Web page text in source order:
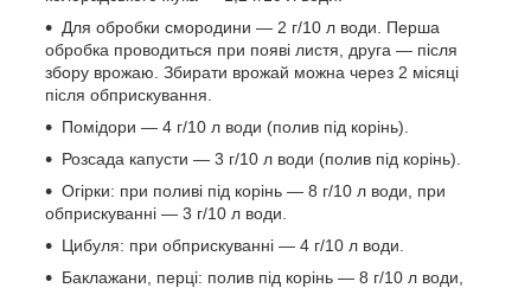
Для обробки смородини — 2 г/10 л води. Перша
обробка проводиться при появі листя, друга — після
збору врожаю. Збирати врожай можна через 2 місяці
після обприскування.
Помідори — 4 г/10 л води (полив під корінь).
Розсада капусти — 3 г/10 л води (полив під корінь).
Огірки: при поливі під корінь — 8 г/10 л води, при
обприскуванні — 3 г/10 л води.
Цибуля: при обприскуванні — 4 г/10 л води.
Баклажани, перці: полив під корінь — 8 г/10 л води,